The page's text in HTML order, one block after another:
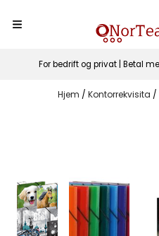
For bedrift og privat | Betal
Hjem / Kontorrekvisita /